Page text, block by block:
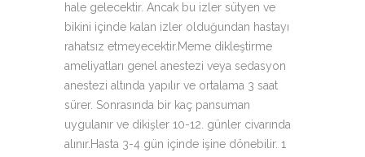
hale gelecektir. Ancak bu izler sütyen ve
bikini içinde kalan izler olduğundan hastayı
rahatsız etmeyecektir.Meme dikleştirme
ameliyatları genel anestezi veya sedasyon
anestezi altında yapılır ve ortalama 3 saat
sürer. Sonrasında bir kaç pansuman
uygulanır ve dikişler 10-12. günler civarında
alınır.Hasta 3-4 gün içinde işine dönebilir. 1